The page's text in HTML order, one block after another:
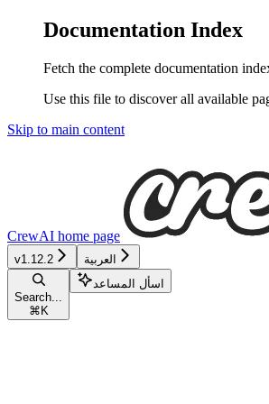
Documentation Index
Fetch the complete documentation
Use this file to discover all available
Skip to main content
CrewAI home page
v1.12.2 العربية
Search...
⌘ K
اسأل المساعد